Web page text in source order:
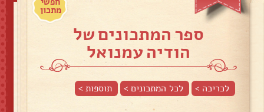
מתכון
ספר המתכונים של
הודיה עמנואל
לכריכה > לכל המתכונים > תוספות>